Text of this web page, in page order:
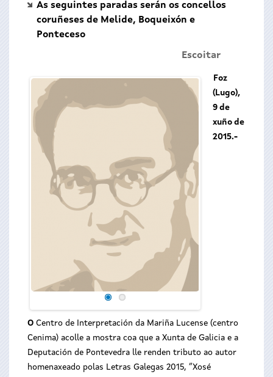
As seguintes paradas serán os concellos
coruñeses de Melide, Boqueixón e
Ponteceso
Escoitar
Foz
(Lugo),
9 de
xuño de
2015.-
O Centro de Interpretación da Mariña Lucense (centro
Cenima) acolle a mostra coa que a Xunta de Galicia e a
Deputación de Pontevedra lle renden tributo ao autor
homenaxeado polas Letras Galegas 2015, “Xosé